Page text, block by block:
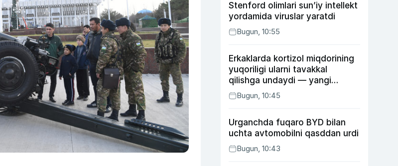
Stenford olimlari sun’iy intellekt
yordamida viruslar yaratdi
Bugun, 10:55
Erkaklarda kortizol miqdorining
yuqoriligi ularni tavakkal
qilishga undaydi — yangi
tadqiqot
Bugun, 10:45
Urganchda fuqaro BYD bilan
uchta avtomobilni qasddan urdi
Bugun, 10:43